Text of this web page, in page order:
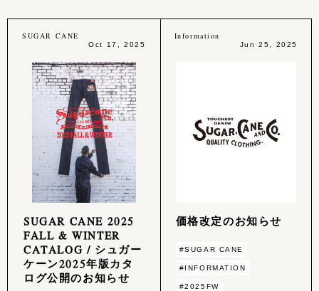
SUGAR CANE
Oct 17, 2025
SUGAR CANE 2025
FALL & WINTER
CATALOG / シュガー
ケーン2025年版カタ
ログ公開のお知らせ
Information
Jun 25, 2025
価格改定のお知らせ
#SUGAR CANE
#INFORMATION
#2025FW